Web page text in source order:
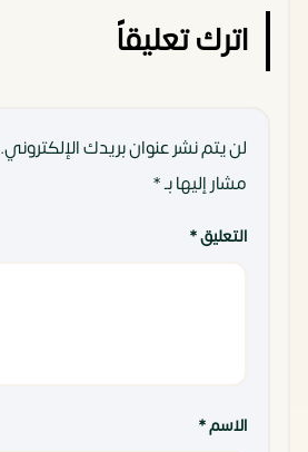
اترك تعليقاً
لن يتم نشر عنوان بريدك الإلكتروني.
مشار إليها بـ*
التعليق*
الاسم*